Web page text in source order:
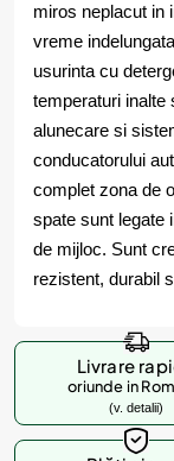
miros neplacut in
vreme
usurinta cu
temperaturi inalte
alunecare si
conducatorului
complet zona de
spate sunt legate
de mijloc. Sunt
rezistent, durabil
Livrare
oriunde in
(v. detalii)